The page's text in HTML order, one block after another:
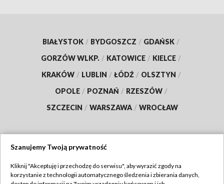
BIAŁYSTOK / BYDGOSZCZ / GDAŃSK /
GORZÓW WLKP. / KATOWICE / KIELCE /
KRAKÓW / LUBLIN / ŁÓDŹ / OLSZTYN /
OPOLE / POZNAŃ / RZESZÓW /
SZCZECIN / WARSZAWA / WROCŁAW
TVP
Szanujemy Twoją prywatność
Kliknij "Akceptuję i przechodzę do serwisu", aby wyrazić zgody na
korzystanie z technologii automatycznego śledzenia i zbierania danych,